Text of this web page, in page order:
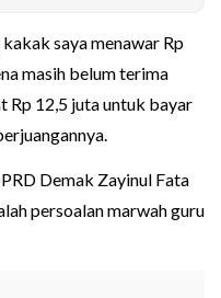
saya menawar Rp
masih belum terima
Rp 12,5 juta untuk bayar
Demak Zayinul Fata
persoalan marwah guru